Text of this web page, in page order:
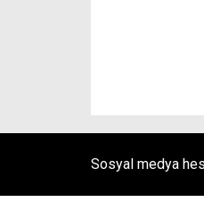
Sosyal medya